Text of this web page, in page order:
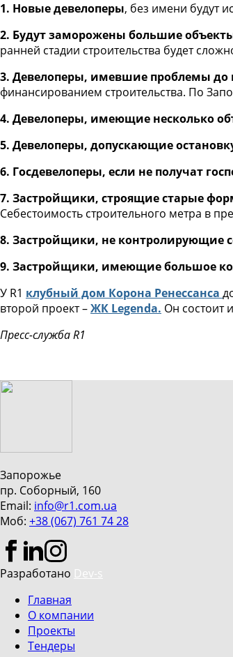
1. Новые девелоперы, без имени будут
2. Будут заморожены большие
ранней стадии строительства будет
3. Девелоперы, имевшие проблемы до
финансированием строительства. По
4. Девелоперы, имеющие несколько
5. Девелоперы, допускающие
6. Госдевелоперы, если не получат
7. Застройщики, строящие старые
Себестоимость строительного метра в
8. Застройщики, не контролирующие
9. Застройщики, имеющие большое
У R1 клубный дом Корона Ренессанса
второй проект –ЖК Legenda. Он состоит
Пресс-служба R1
Запорожье
пр. Соборный, 160
Email: info@r1.com.ua
Моб: +38 (067) 761 74 28
Разработано Dev-s
Главная
О компании
Проекты
Тендеры